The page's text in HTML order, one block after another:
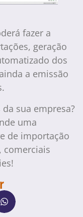
fazer a
geração
dos
a emissão
sua empresa?
uma
de importação
comerciais